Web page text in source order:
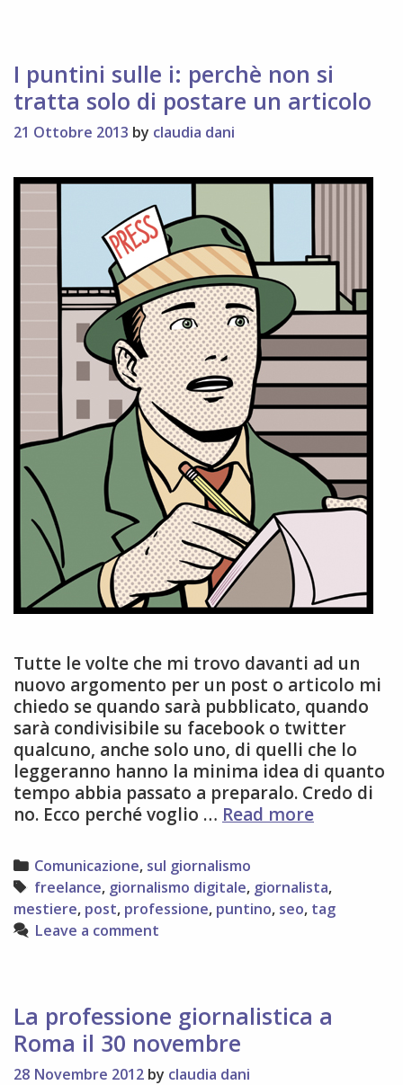
I puntini sulle i: perchè non si
tratta solo di postare un articolo
21 Ottobre 2013 by claudia dani
Tutte le volte che mi trovo davanti ad un
nuovo argomento per un post o articolo mi
chiedo se quando sarà pubblicato, quando
sarà condivisibile su facebook o twitter
qualcuno, anche solo uno, di quelli che lo
leggeranno hanno la minima idea di quanto
tempo abbia passato a preparalo. Credo di
no. Ecco perché voglio … Read moreI
i:
perchè
non
di
postare
Categories
Comunicazione, sul giornalismo
Tags
freelance, giornalismo digitale, giornalista,
mestiere, post, professione, puntino, seo, tag
Leave a comment
La professione giornalistica a
Roma il 30 novembre
28 Novembre 2012 by claudia dani